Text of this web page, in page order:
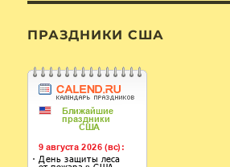
ПРАЗДНИКИ США